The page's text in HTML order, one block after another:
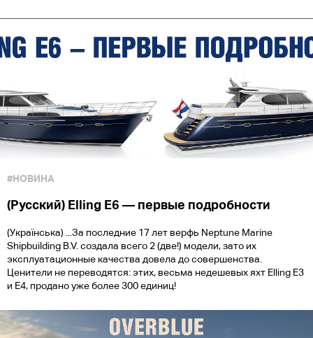
#НОВИНА
(Русский) Elling Е6 — первые подробности
(Українська) ...За последние 17 лет верфь Neptune Marine
Shipbuilding B.V. создала всего 2 (две!) модели, зато их
эксплуатационные качества довела до совершенства.
Ценители не переводятся: этих, весьма недешевых яхт Elling E3
и E4, продано уже более 300 единиц!